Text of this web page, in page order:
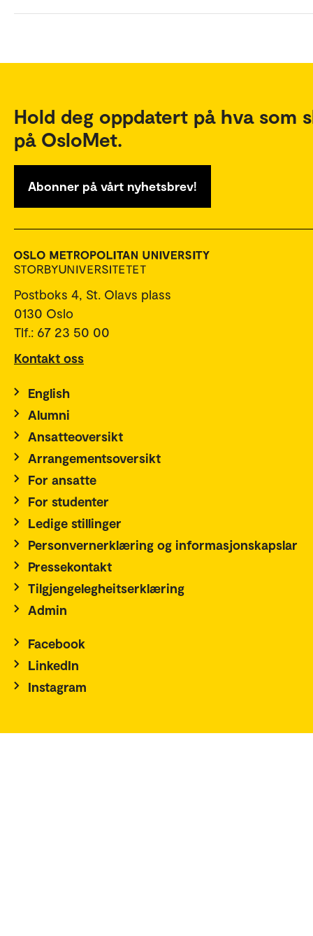
Hold deg oppdatert på hva som
på OsloMet.
Abonner på vårt nyhetsbrev!
Postboks 4, St. Olavs plass
0130 Oslo
Tlf.: 67 23 50 00
Kontakt oss
English
Alumni
Ansatteoversikt
Arrangementsoversikt
For ansatte
For studenter
Ledige stillinger
Personvernerklæring og informasjonskapslar
Pressekontakt
Tilgjengelegheitserklæring
Admin
Facebook
LinkedIn
Instagram